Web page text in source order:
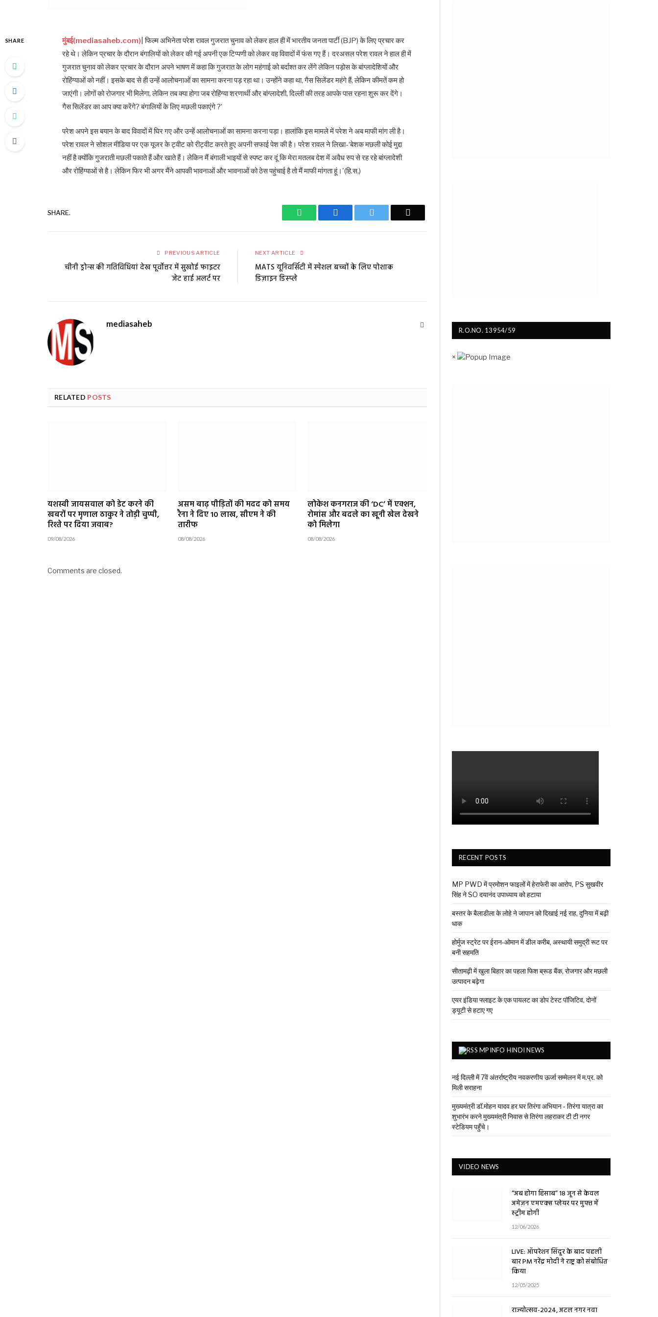
SHARE मुंबई(mediasaheb.com) | फिल्म अभिनेता परेश रावल गुजरात चुनाव को लेकर हाल ही में भारतीय जनता पार्टी (BJP) के लिए प्रचार कर
रहे थे। लेकिन प्रचार के दौरान बंगालियों को लेकर की गई अपनी एक टिप्पणी को लेकर वह विवादों में फंस गए हैं। दरअसल परेश रावल ने हाल ही में
गुजरात चुनाव को लेकर प्रचार के दौरान अपने भाषण में कहा कि गुजरात के लोग महंगाई को बर्दाश्त कर लेंगे लेकिन पड़ोस के बांग्लादेशियों और
रोहिंग्याओं को नहीं। इसके बाद से ही उन्हें आलोचनाओं का सामना करना पड़ रहा था। उन्होंने कहा था, गैस सिलेंडर महंगे हैं, लेकिन कीमतें कम हो
जाएंगी। लोगों को रोजगार भी मिलेगा, लेकिन तब क्या होगा जब रोहिंग्या शरणार्थी और बांग्लादेशी, दिल्ली की तरह आपके पास रहना शुरू कर देंगे।
गैस सिलेंडर का आप क्या करेंगे? बंगालियों के लिए मछली पकाएंगे ?’
परेश अपने इस बयान के बाद विवादों में घिर गए और उन्हें आलोचनाओं का सामना करना पड़ा। हालांकि इस मामले में परेश ने अब माफी मांग ली है।
परेश रावल ने सोशल मीडिया पर एक यूजर के ट्वीट को रीट्वीट करते हुए अपनी सफाई पेश की है। परेश रावल ने लिखा-‘बेशक मछली कोई मुद्दा
नहीं है क्योंकि गुजराती मछली पकाते हैं और खाते हैं। लेकिन मैं बंगाली भाइयों से स्पष्ट कर दूं कि मेरा मतलब देश में अवैध रुप से रह रहे बांग्लादेशी
और रोहिंग्याओं से है। लेकिन फिर भी अगर मैंने आपकी भावनाओं और भावनाओं को ठेस पहुंचाई है तो मैं माफी मांगता हूं।'(हि.स.)
SHARE. WhatsApp Facebook
PREVIOUS ARTICLE
चीनी ड्रोन्स की गतिविधियां देख पूर्वोत्तर में सुखोई फाइटर
जेट हाई अलर्ट पर
NEXT ARTICLE
MATS यूनिवर्सिटी में स्पेशल बच्चों के लिए पोशाक
डिज़ाइन डिस्प्ले
mediasaheb
RELATED POSTS
यशस्वी जायसवाल को डेट करने की
खबरों पर मृणाल ठाकुर ने तोड़ी चुप्पी,
रिश्ते पर दिया जवाब?
09/08/2026
असम बाढ़ पीड़ितों की मदद को समय
रैना ने दिए 10 लाख, सीएम ने की
तारीफ
08/08/2026
लोकेश कनगराज की ‘DC’ में एक्शन,
रोमांस और बदले का खूनी खेल देखने
को मिलेगा
08/08/2026
Comments are closed.
R.O.NO. 13954/59
×
RECENT POSTS
MP PWD में प्रमोशन फाइलों में हेराफेरी का आरोप, PS सुखवीर
सिंह ने SO दयानंद उपाध्याय को हटाया
बस्तर के बैलाडीला के लोहे ने जापान को दिखाई नई राह, दुनिया में बढ़ी
धाक
होर्मुज स्ट्रेट पर ईरान-ओमान में डील करीब, अस्थायी समुद्री रूट पर
बनी सहमति
सीतामढ़ी में खुला बिहार का पहला फिश ब्रूड बैंक, रोजगार और मछली
उत्पादन बढ़ेगा
एयर इंडिया फ्लाइट के एक पायलट का डोप टेस्ट पॉजिटिव, दोनों
ड्यूटी से हटाए गए
MPINFO HINDI NEWS
नई दिल्ली में 7वें अंतर्राष्ट्रीय नवकरणीय ऊर्जा सम्मेलन में म.प्र. को
मिली सराहना
मुख्यमंत्री डॉ.मोहन यादव हर घर तिरंगा अभियान - तिरंगा यात्रा का
शुभारंभ करने मुख्यमंत्री निवास से तिरंगा लहराकर टी टी नगर
स्टेडियम पहुँचे।
VIDEO NEWS
“अब होगा हिसाब” 18 जून से केवल
अमेज़न एमएक्स प्लेयर पर मुफ्त में
स्ट्रीम होगी
12/06/2026
LIVE: ऑपरेशन सिंदूर के बाद पहली
बार PM नरेंद्र मोदी ने राष्ट्र को संबोधित
किया
12/05/2025
राज्योत्सव-2024, अटल नगर नवा